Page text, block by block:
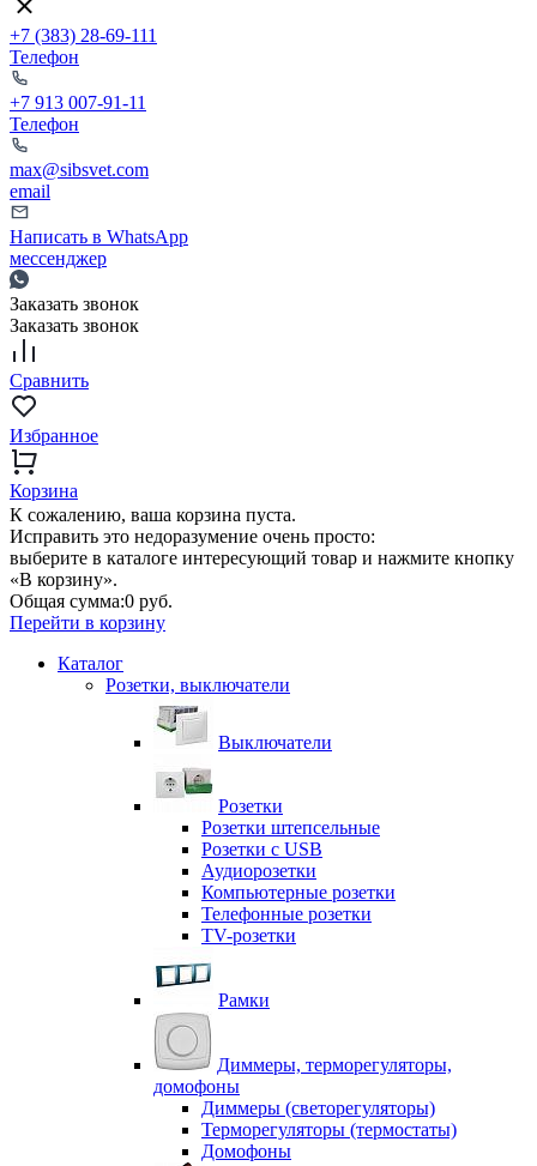
+7 (383) 28-69-111
Телефон
+7 913 007-91-11
Телефон
max@sibsvet.com
email
Написать в WhatsApp
мессенджер
Заказать звонок
Заказать звонок
Сравнить
Избранное
Корзина
К сожалению, ваша корзина пуста.
Исправить это недоразумение очень просто:
выберите в каталоге интересующий товар и нажмите кнопку
«В корзину».
Общая сумма:0 руб.
Перейти в корзину
Каталог
Розетки, выключатели
Выключатели
Розетки
Розетки штепсельные
Розетки с USB
Аудиорозетки
Компьютерные розетки
Телефонные розетки
TV-розетки
Рамки
Диммеры, терморегуляторы,
домофоны
Диммеры (светорегуляторы)
Терморегуляторы (термостаты)
Домофоны